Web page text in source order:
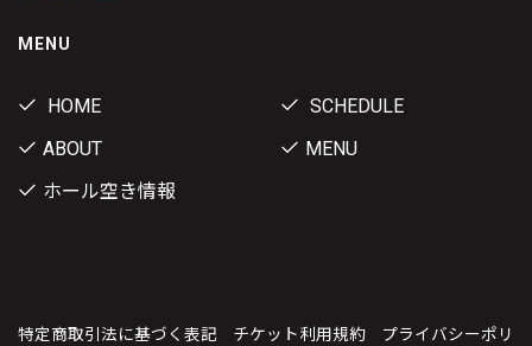
MENU
HOME
SCHEDULE
ABOUT
MENU
ホール空き情報
特定商取引法に基づく表記 チケット利用規約 プライバシーポリ